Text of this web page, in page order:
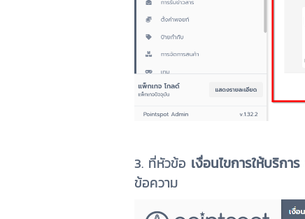
3. ที่หัวข้อ เงื่อนไขการให้บริการ
ข้อความ